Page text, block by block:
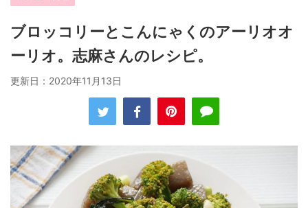
ブロッコリーとこんにゃくのアーリオオ
ーリオ。志麻さんのレシピ。
更新日： 2020年11月13日